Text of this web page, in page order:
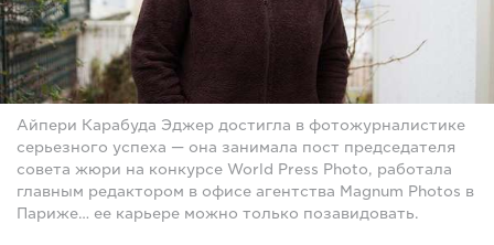
Айпери Карабуда Эджер достигла в фотожурналистике
серьезного успеха — она занимала пост председателя
совета жюри на конкурсе World Press Photo, работала
главным редактором в офисе агентства Magnum Photos в
Париже… ее карьере можно только позавидовать.